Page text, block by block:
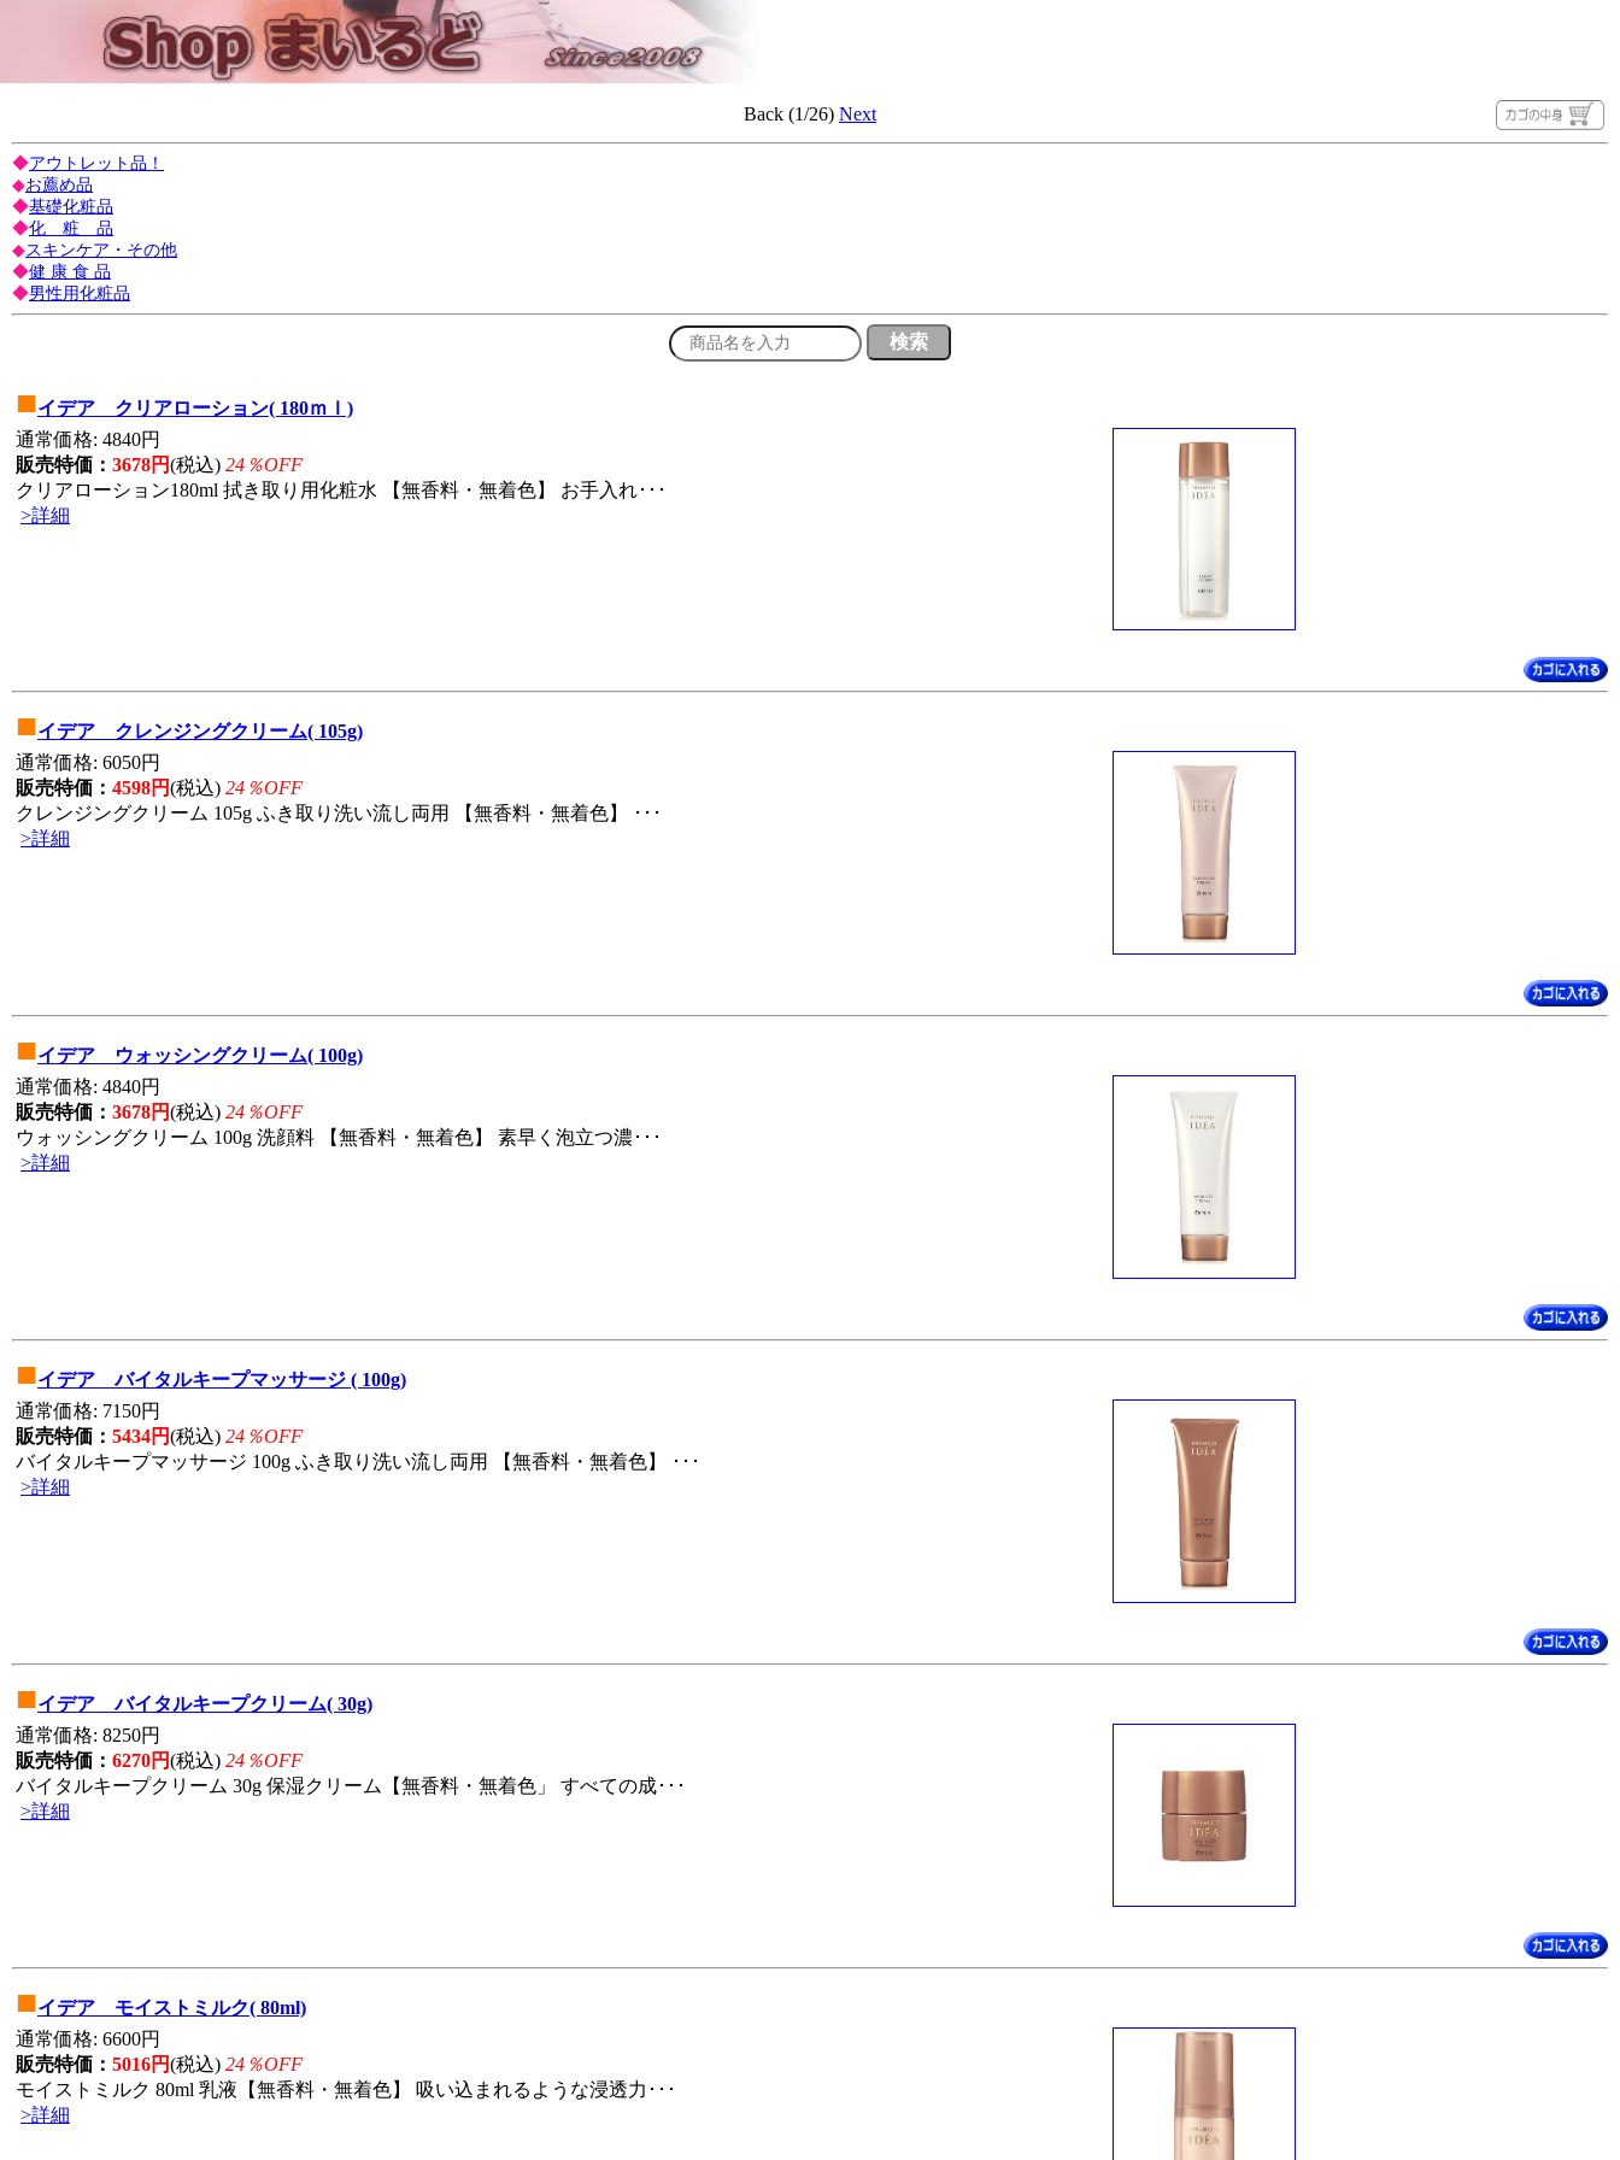
Back (1/26) Next
◆アウトレット品！
◆お薦め品
◆基礎化粧品
◆化 粧 品
◆スキンケア・その他
◆健 康 食 品
◆男性用化粧品
■イデア クリアローション( 180ｍｌ)
通常価格: 4840円
販売特価： 3678円(税込) 24％OFF
クリアローション180ml 拭き取り用化粧水 【無香料・無着色】 お手入れ･･･
>詳細
■イデア クレンジングクリーム( 105g)
通常価格: 6050円
販売特価： 4598円(税込) 24％OFF
クレンジングクリーム 105g ふき取り洗い流し両用 【無香料・無着色】 ･･･
>詳細
■イデア ウォッシングクリーム( 100g)
通常価格: 4840円
販売特価： 3678円(税込) 24％OFF
ウォッシングクリーム 100g 洗顔料 【無香料・無着色】 素早く泡立つ濃･･･
>詳細
■イデア バイタルキープマッサージ ( 100g)
通常価格: 7150円
販売特価： 5434円(税込) 24％OFF
バイタルキープマッサージ 100g ふき取り洗い流し両用 【無香料・無着色】 ･･･
>詳細
■イデア バイタルキープクリーム( 30g)
通常価格: 8250円
販売特価： 6270円(税込) 24％OFF
バイタルキープクリーム 30g 保湿クリーム【無香料・無着色」 すべての成･･･
>詳細
■イデア モイストミルク( 80ml)
通常価格: 6600円
販売特価： 5016円(税込) 24％OFF
モイストミルク 80ml 乳液【無香料・無着色】 吸い込まれるような浸透力･･･
>詳細